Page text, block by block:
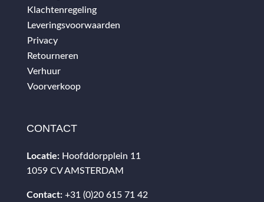
Klachtenregeling
Leveringsvoorwaarden
Privacy
Retourneren
Verhuur
Voorverkoop
CONTACT
Locatie: Hoofddorpplein 11
1059 CV AMSTERDAM
Contact: +31 (0)20 615 71 42